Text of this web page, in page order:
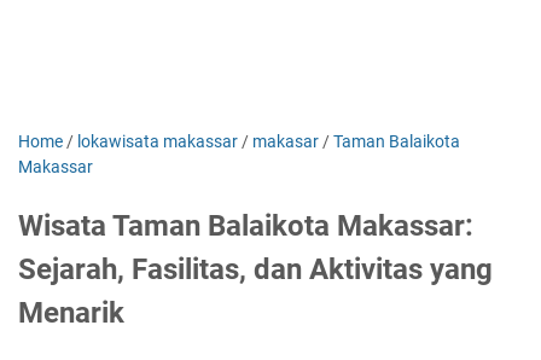
Home / lokawisata makassar / makasar /Taman Balaikota
Makassar
Wisata Taman Balaikota Makassar:
Sejarah, Fasilitas, dan Aktivitas yang
Menarik